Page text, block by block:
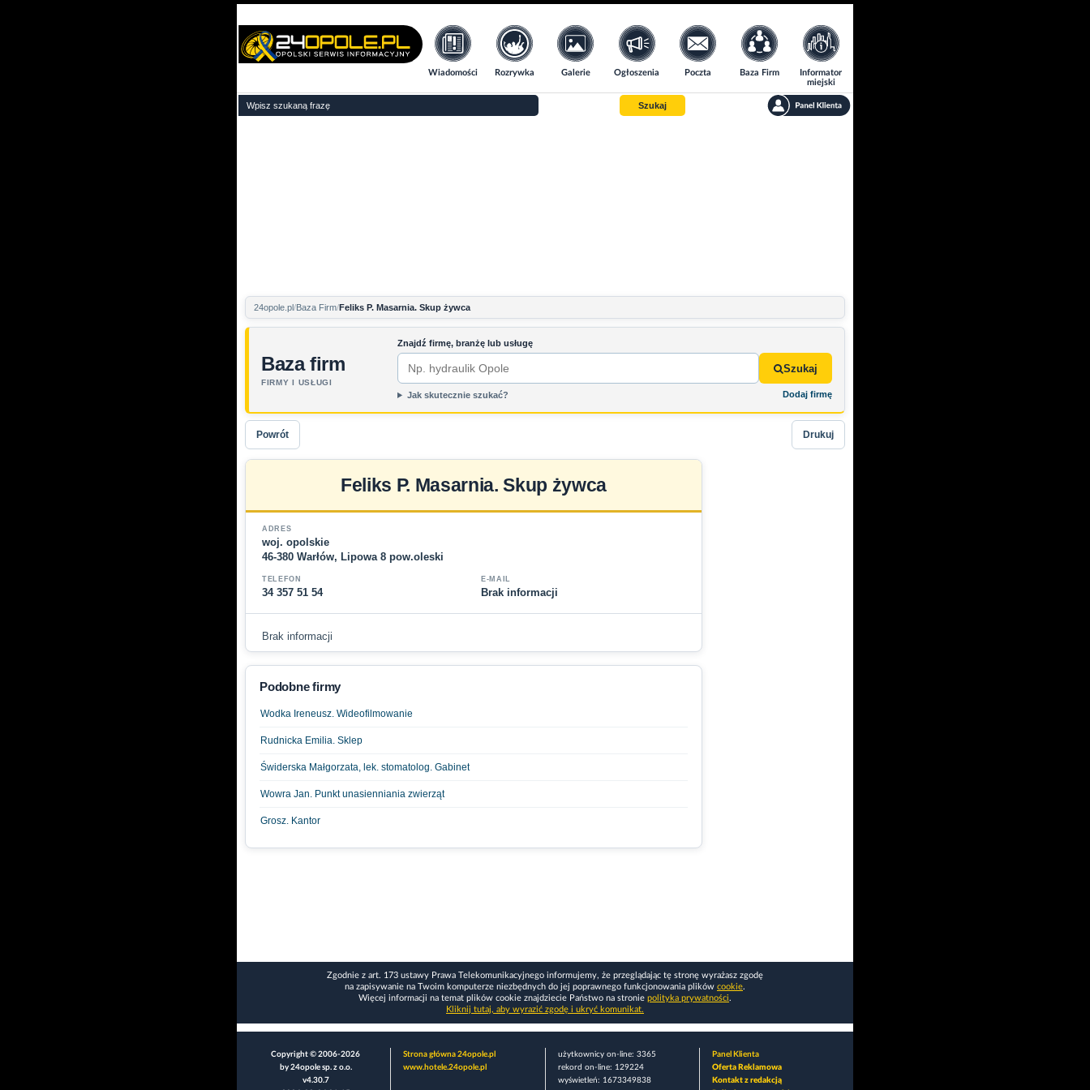
Wiadomości Rozrywka Galerie Ogłoszenia Poczta Baza Firm
Informator
miejski
Szukaj
24opole.pl Baza Firm Feliks P. Masarnia. Skup żywca
Baza firm
FIRMY I USŁUGI
Znajdź firmę, branżę lub usługę
Szukaj
Jak skutecznie szukać? Dodaj firmę
Powrót Drukuj
Feliks P. Masarnia. Skup żywca
ADRES
woj. opolskie
46-380 Warłów, Lipowa 8 pow.oleski
TELEFON
34 357 51 54
E-MAIL
Brak informacji
Brak informacji
Podobne firmy
Wodka Ireneusz. Wideofilmowanie
Rudnicka Emilia. Sklep
Świderska Małgorzata, lek. stomatolog. Gabinet
Wowra Jan. Punkt unasienniania zwierząt
Grosz. Kantor
Zgodnie z art. 173 ustawy Prawa Telekomunikacyjnego informujemy, że przeglądając tę stronę wyrażasz zgodę
na zapisywanie na Twoim komputerze niezbędnych do jej poprawnego funkcjonowania plików cookie.
Więcej informacji na temat plików cookie znajdziecie Państwo na stronie polityka prywatności.
Kliknij tutaj, aby wyrazić zgodę i ukryć komunikat.
Copyright © 2006-2026
by 24opole sp. z o.o.
v4.30.7
Strona główna 24opole.pl
www.hotele.24opole.pl
użytkownicy on-line: 3365
rekord on-line: 129224
wyświetleń: 1673349838
Panel Klienta
Oferta Reklamowa
Kontakt z redakcją